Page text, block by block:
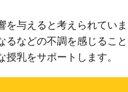
与えると考えられていま
るなどの不調を感じること
乳をサポートします。